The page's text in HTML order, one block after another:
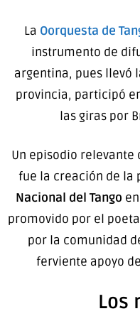
La Oorquesta de
instrumento de
argentina, pues llevó
provincia, participó
las giras por
Un episodio relevante
fue la creación de la
Nacional del Tango
promovido por el
por la comunidad
ferviente apoyo
Los